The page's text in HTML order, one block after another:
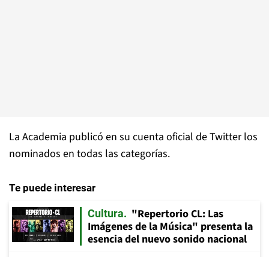
La Academia publicó en su cuenta oficial de Twitter los
nominados en todas las categorías.
Te puede interesar
Cultura
"Repertorio CL: Las
Imágenes de la Música" presenta la
esencia del nuevo sonido nacional